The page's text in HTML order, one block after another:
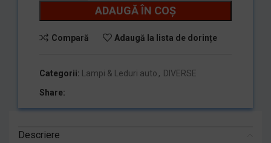
ADAUGĂ ÎN COȘ
Compară Adaugă la lista de dorințe
Categorii: Lampi & Leduri auto , DIVERSE
Share:
Descriere